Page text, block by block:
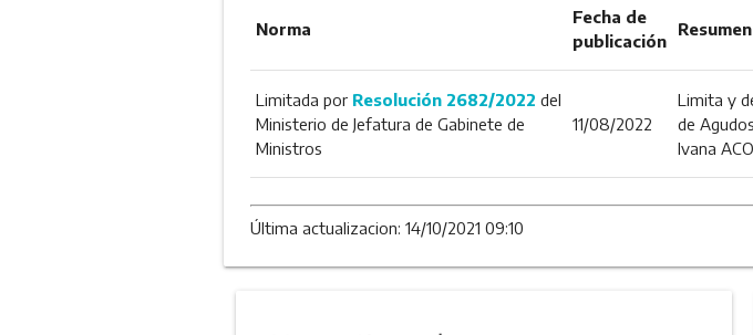
Norma
Fecha de
publicación
Resumen
Limitada por Resolución 2682/2022 del
Ministerio de Jefatura de Gabinete de
Ministros
11/08/2022
Limita y
de
Ivana
Última actualizacion: 14/10/2021 09:10